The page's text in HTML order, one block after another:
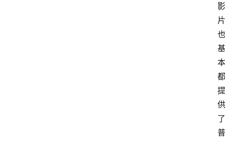
影
片
也
基
本
都
提
供
了
普